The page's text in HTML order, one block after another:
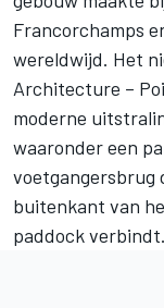
Francorchamps
wereldwijd. Het
Architecture –
moderne
waaronder een
voetgangersbrug
buitenkant van
paddock verbindt.